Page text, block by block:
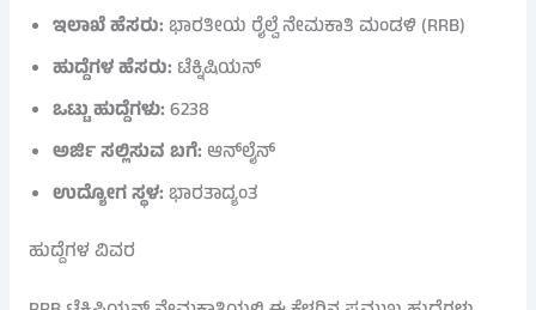
ಇಲಾಖೆ ಹೆಸರು:ಭಾರತೀಯ ರೈಲ್ವೆ ನೇಮಕಾತಿ ಮಂಡಳಿ (RRB)
ಹುದ್ದೆಗಳ ಹೆಸರು: ಟೆಕ್ನಿಷಿಯನ್
ಒಟ್ಟು ಹುದ್ದೆಗಳು:6238
ಅರ್ಜಿ ಸಲ್ಲಿಸುವ ಬಗೆ:ಆನ್‌ಲೈನ್
ಉದ್ಯೋಗ ಸ್ಥಳ:ಭಾರತಾದ್ಯಂತ
ಹುದ್ದೆಗಳ ವಿವರ